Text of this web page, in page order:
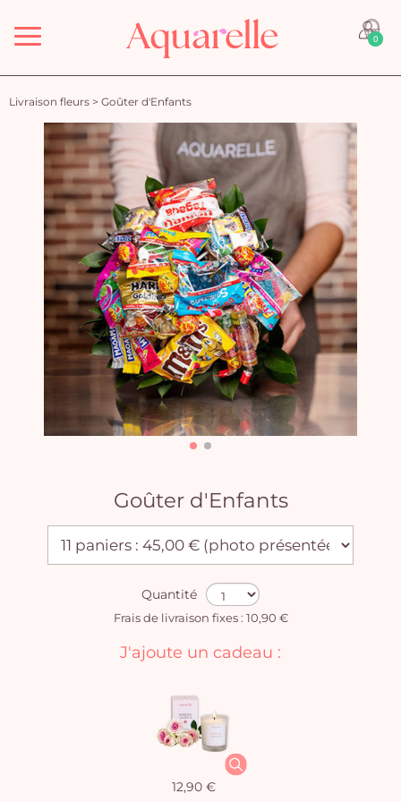
Menu 0
Livraison fleurs > Goûter d'Enfants
Goûter d'Enfants
Quantité
Frais de livraison fixes : 10,90 €
J'ajoute un cadeau :
12,90 €